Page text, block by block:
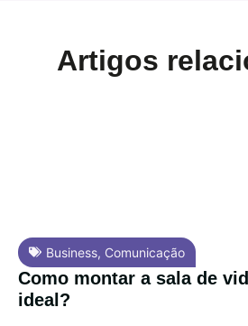
Artigos
Business, Comunicação
Como montar a sala de
ideal?